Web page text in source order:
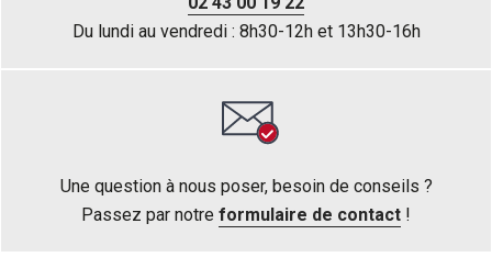
Du lundi au vendredi : 8h30-12h et 13h30-16h
Une question à nous poser, besoin de conseils ?
Passez par notre formulaire de contact !